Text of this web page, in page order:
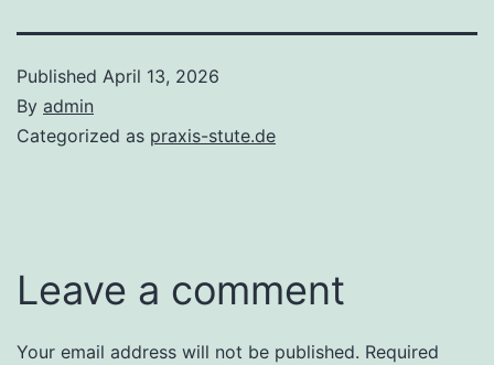
Published April 13, 2026
By admin
Categorized as praxis-stute.de
Leave a comment
Your email address will not be published. Required